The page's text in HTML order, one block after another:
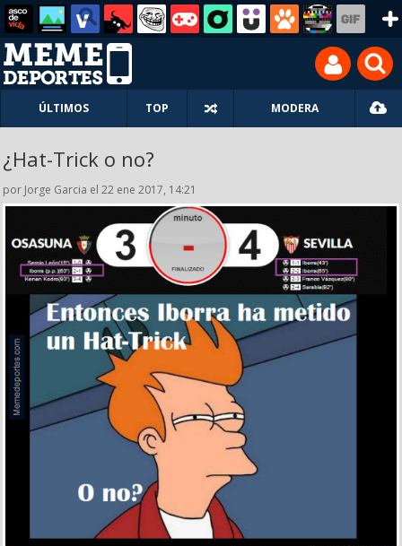
ÚLTIMOS TOP MODERA
¿Hat-Trick o no?
por Jorge Garcia el 22 ene 2017, 14:21